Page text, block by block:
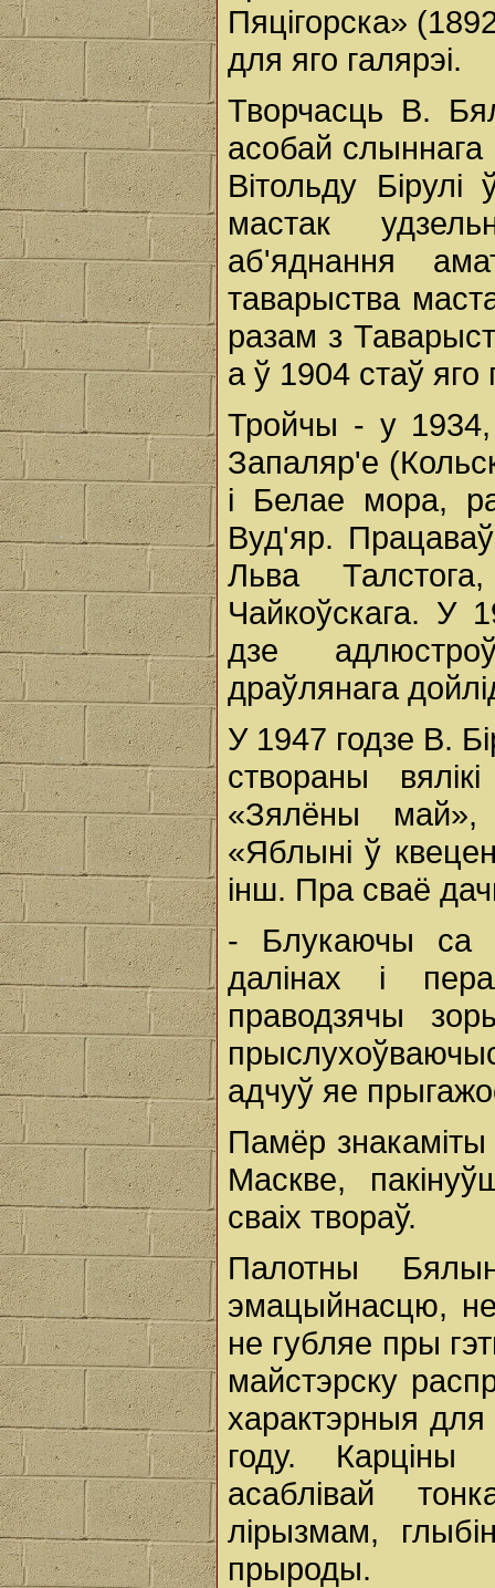
Пяцігорска»
для яго галярэі.
Творчасць В.
асобай слыннага
Вітольду
мастак
аб'яднання
таварыства
разам з
а ў 1904 стаў
Тройчы - у 1934,
Запаляр'е
і Белае мора,
Вуд'яр.
Льва
Чайкоўскага. У
дзе
драўлянага
У 1947 годзе В.
створаны
«Зялёны май»,
«Яблыні ў
інш. Пра сваё
- Блукаючы са
далінах і
праводзячы
адчуў яе
Памёр
Маскве,
сваіх твораў.
Палотны
эмацыйнасцю,
не губляе пры
майстэрску
характэрныя для
году.
асаблівай
лірызмам,
прыроды.